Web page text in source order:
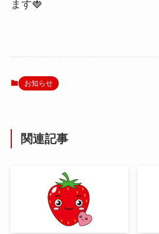
ます🍓
お知らせ
関連記事